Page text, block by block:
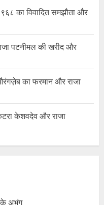
का विवादित समझौता और
पटनीमल की खरीद और
का फरमान और राजा
केशवदेव और राजा
के अभंग